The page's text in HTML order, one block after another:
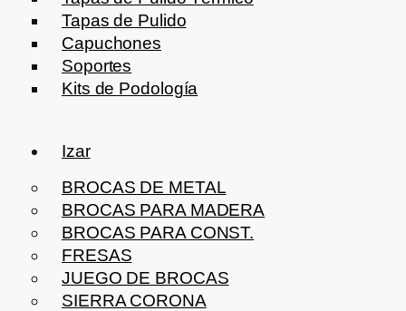
Tapas de Pulido
Capuchones
Soportes
Kits de Podología
Izar
BROCAS DE METAL
BROCAS PARA MADERA
BROCAS PARA CONST.
FRESAS
JUEGO DE BROCAS
SIERRA CORONA